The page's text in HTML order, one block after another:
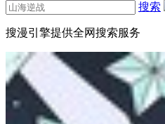
搜索
搜漫引擎提供全网搜索服务